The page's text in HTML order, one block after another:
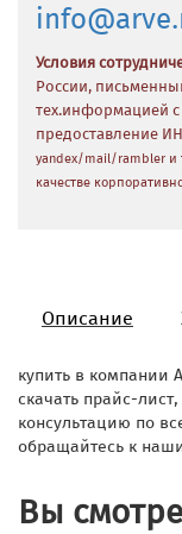
Условия
России,
тех.информацией
предоставление
yandex/mail/rambler и
качестве
Описание
купить в компании
скачать прайс-
консультацию по
обращайтесь к
Вы